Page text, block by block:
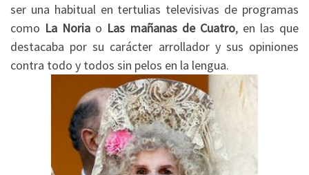
ser una habitual en tertulias televisivas de programas
como La Noria o Las mañanas de Cuatro, en las que
destacaba por su carácter arrollador y sus opiniones
contra todo y todos sin pelos en la lengua.